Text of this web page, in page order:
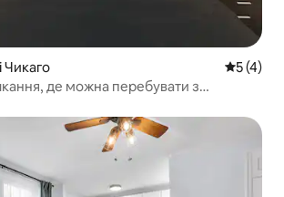
Чикаго Середня
5 (4)
де можна перебувати з